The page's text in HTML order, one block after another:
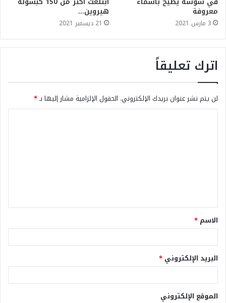
معروفة
3 مارس 2021
هيروين…
21 ديسمبر 2021
اترك تعليقاً
لن يتم نشر عنوان بريدك الإلكتروني. الحقول الإلزامية مشار إليها بـ*
الاسم *
البريد الإلكتروني *
الموقع الإلكتروني